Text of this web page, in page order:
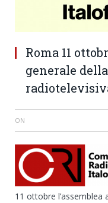
Roma 11
generale
ON
11 ottobre l’assemblea